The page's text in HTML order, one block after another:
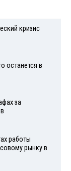
кризис
останется в
за
работы
рынку в